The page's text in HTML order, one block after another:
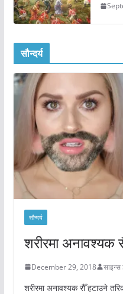
सौन्दर्य
सौन्दर्य
शरीरमा अनावश्यक
December 29, 2018
शरीरमा अनावश्यक रौँ हटाउने